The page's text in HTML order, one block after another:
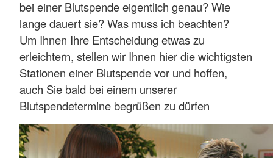
bei einer Blutspende eigentlich genau? Wie
lange dauert sie? Was muss ich beachten?
Um Ihnen Ihre Entscheidung etwas zu
erleichtern, stellen wir Ihnen hier die wichtigsten
Stationen einer Blutspende vor und hoffen,
auch Sie bald bei einem unserer
Blutspendetermine begrüßen zu dürfen